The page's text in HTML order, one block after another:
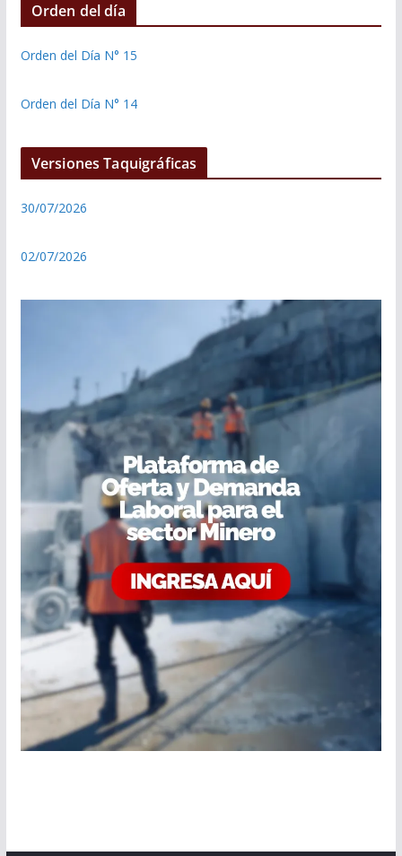
Orden del día
Orden del Día N° 15
Orden del Día N° 14
Versiones Taquigráficas
30/07/2026
02/07/2026